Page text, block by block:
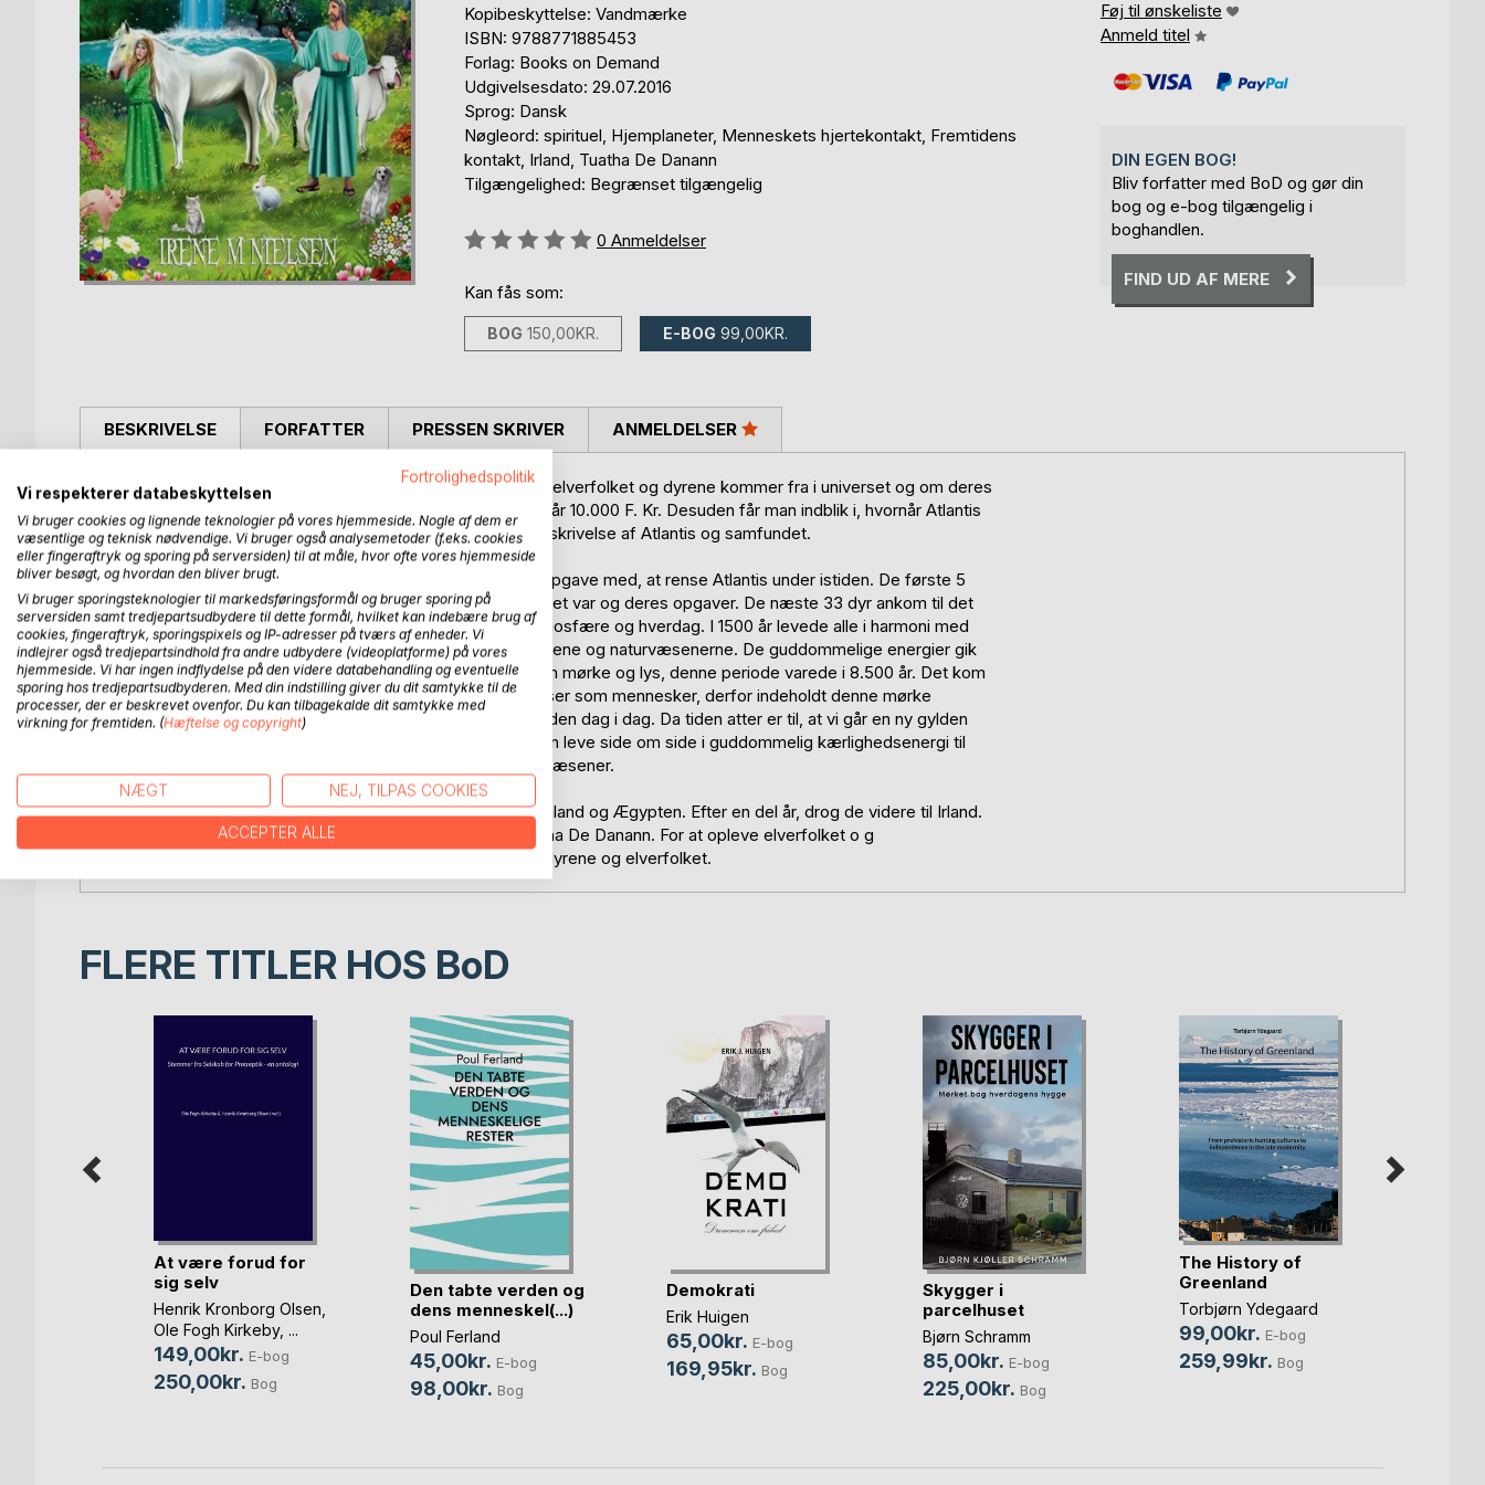
Kopibeskyttelse: Vandmærke
ISBN: 9788771885453
Forlag: Books on Demand
Udgivelsesdato: 29.07.2016
Sprog: Dansk
Nøgleord: spirituel, Hjemplaneter, Menneskets hjertekontakt, Fremtidens
kontakt, Irland, Tuatha De Danann
Tilgængelighed: Begrænset tilgængelig
Anmeldelse::
0 Anmeldelser
Kan fås som:
BOG 150,00KR. E-BOG 99,00KR.
Føj til ønskeliste
Anmeld titel
DIN EGEN BOG!
Bliv forfatter med BoD og gør din
bog og e-bog tilgængelig i
boghandlen.
FIND UD AF MERE
BESKRIVELSE
"Elverfolket og dyrene" er en bog som fortæller om, hvor elverfolket og dyrene kommer fra i universet og om deres
ankomst til Atlantis. Atlantis varede fra år 250.000 F. Kr. til år 10.000 F. Kr. Desuden får man indblik i, hvornår Atlantis
opstod og sidenhen blev til det gyldne Atlantis. En kort beskrivelse af Atlantis og samfundet.
Den fortæller om, hvornår de første 4 dyr kom og deres opgave med, at rense Atlantis under istiden. De første 5
dyr, der inkarnerede under det gyldne Atlantis, hvilke dyr det var og deres opgaver. De næste 33 dyr ankom til det
gyldne Atlantis, de udgjorde en vigtig rolle for Atlantises biosfære og hverdag. I 1500 år levede alle i harmoni med
hinanden, både indbyggerne, englene, enhjørningerne, dyrene og naturvæsenerne. De guddommelige energier gik
op i en højere enhed. Men en dag kom adskillelsen mellem mørke og lys, denne periode varede i 8.500 år. Det kom
også til at påvirke dyrene. Dyr indeholder de samme følelser som mennesker, derfor indeholdt denne mørke
periode, megen lidelse og karma – og gør det stadigvæk den dag i dag. Da tiden atter er til, at vi går en ny gylden
tidsalder i møde på Moder Jord, ønsker dyrene, vi igen kan leve side om side i guddommelig kærlighedsenergi til
hinanden, og hvor enhedsbevidstheden trives blandt alle væsener.
Elverfolket drog fra Atlantis, da det sank i havet til Grækenland og Ægypten. Efter en del år, drog de videre til Irland.
Du vil blive ført gennem Irlands historie. Til stammen Tuatha De Danann. For at opleve elverfolket o g
menneskehedens hjertekontakt. Fremtidens spil mellem dyrene og elverfolket.
FORFATTER PRESSEN SKRIVER ANMELDELSER
FLERE TITLER HOS BoD
At være forud for
sig selv
Henrik Kronborg Olsen
Ole Fogh Kirkeby, ...
149,00kr. E-bog
250,00kr. Bog
Den tabte verden og
dens menneskel(...)
Poul Ferland
45,00kr. E-bog
98,00kr. Bog
Demokrati
Erik Huigen
65,00kr. E-bog
169,95kr. Bog
Skygger i
parcelhuset
Bjørn Schramm
85,00kr. E-bog
225,00kr. Bog
The History of
Greenland
Torbjørn Ydegaard
99,00kr. E-bog
259,99kr. Bog
Fortrolighedspolitik
Vi respekterer databeskyttelsen
Vi bruger cookies og lignende teknologier på vores hjemmeside. Nogle af dem er
væsentlige og teknisk nødvendige. Vi bruger også analysemetoder (f.eks. cookies
eller fingeraftryk og sporing på serversiden) til at måle, hvor ofte vores hjemmeside
bliver besøgt, og hvordan den bliver brugt.
Vi bruger sporingsteknologier til markedsføringsformål og bruger sporing på
serversiden samt tredjepartsudbydere til dette formål, hvilket kan indebære brug af
cookies, fingeraftryk, sporingspixels og IP-adresser på tværs af enheder. Vi
indlejrer også tredjepartsindhold fra andre udbydere (videoplatforme) på vores
hjemmeside. Vi har ingen indflydelse på den videre databehandling og eventuelle
sporing hos tredjepartsudbyderen. Med din indstilling giver du dit samtykke til de
processer, der er beskrevet ovenfor. Du kan tilbagekalde dit samtykke med
virkning for fremtiden. (Hæftelse og copyright)
NÆGT NEJ, TILPAS COOKIES
ACCEPTER ALLE